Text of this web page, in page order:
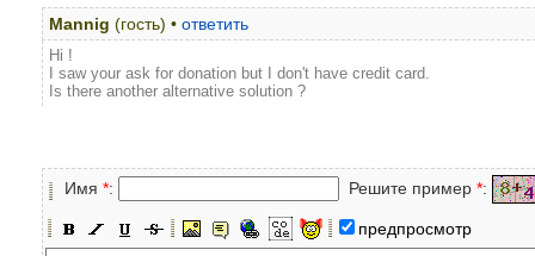
Mannig (гость) • ответить
Hi !
I saw your ask for donation but I don't have credit card.
Is there another alternative solution ?
Имя *: Решите пример *:
предпросмотр